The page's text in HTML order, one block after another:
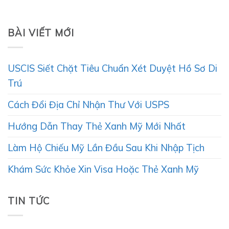
BÀI VIẾT MỚI
USCIS Siết Chặt Tiêu Chuẩn Xét Duyệt Hồ Sơ Di
Trú
Cách Đổi Địa Chỉ Nhận Thư Với USPS
Hướng Dẫn Thay Thẻ Xanh Mỹ Mới Nhất
Làm Hộ Chiếu Mỹ Lần Đầu Sau Khi Nhập Tịch
Khám Sức Khỏe Xin Visa Hoặc Thẻ Xanh Mỹ
TIN TỨC